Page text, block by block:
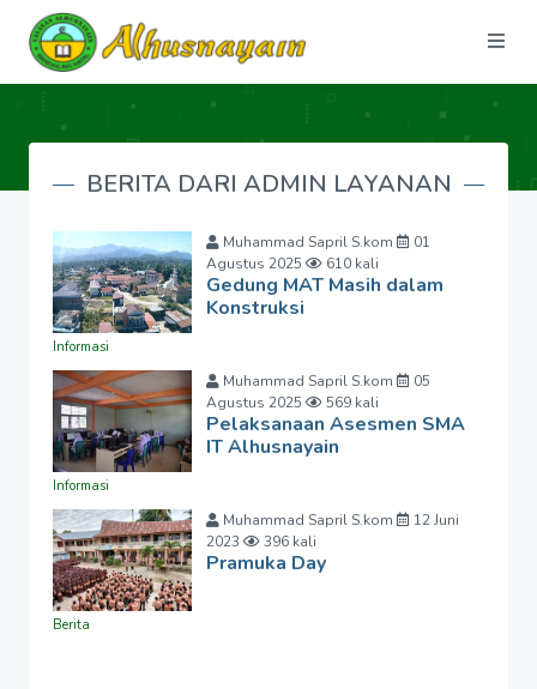
BERITA DARI ADMIN LAYANAN
Informasi
Muhammad Sapril S.kom
01
Agustus 2025
610 kali
Gedung MAT Masih dalam
Konstruksi
Informasi
Muhammad Sapril S.kom
05
Agustus 2025
569 kali
Pelaksanaan Asesmen SMA
IT Alhusnayain
Berita
Muhammad Sapril S.kom
12 Juni
2023
396 kali
Pramuka Day